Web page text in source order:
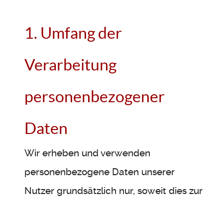
1. Umfang der
Verarbeitung
personenbezogener
Daten
Wir erheben und verwenden
personenbezogene Daten unserer
Nutzer grundsätzlich nur, soweit dies zur